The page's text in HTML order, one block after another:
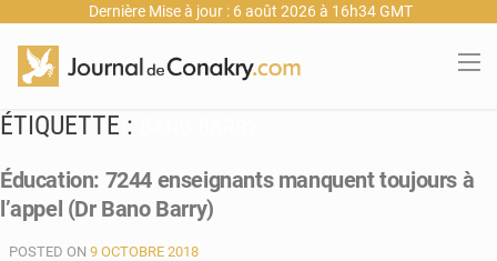
Dernière Mise à jour : 6 août 2026 à 16h34 GMT
ÉTIQUETTE :
Éducation: 7244 enseignants manquent toujours à
l’appel (Dr Bano Barry)
POSTED ON 9 OCTOBRE 2018